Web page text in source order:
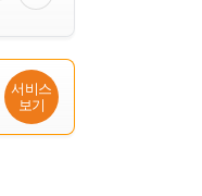
서비스
보기